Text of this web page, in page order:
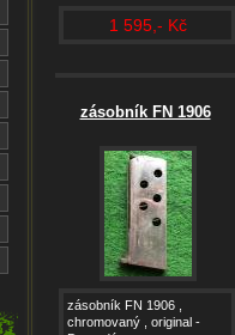
1 595,- Kč
zásobník FN 1906
zásobník FN 1906 ,
chromovaný , original -